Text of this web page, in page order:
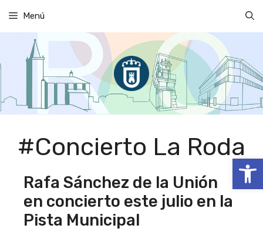
Abrir
contenido
Menú
#Concierto La Roda
Rafa Sánchez de la Unión
en concierto este julio en la
Pista Municipal